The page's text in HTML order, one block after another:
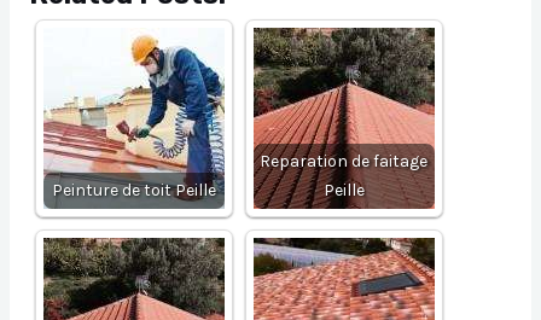
Peinture de toit Peille
Reparation de faitage
Peille